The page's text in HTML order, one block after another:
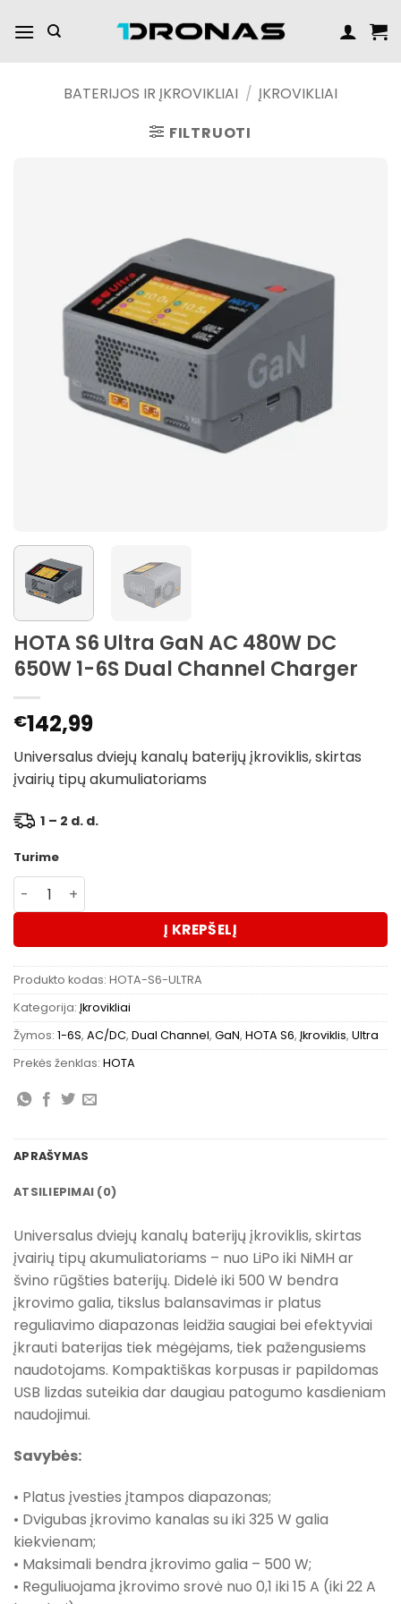
turinį
BATERIJOS IR ĮKROVIKLIAI / ĮKROVIKLIAI
FILTRUOTI
HOTA S6 Ultra GaN AC 480W DC
650W 1-6S Dual Channel Charger
€142,99
Universalus dviejų kanalų baterijų įkroviklis, skirtas
įvairių tipų akumuliatoriams
1 – 2 d. d.
Turime
produkto kiekis: HOTA S6 Ultra GaN AC 480W DC 650W
Į KREPŠELĮ
Produkto kodas: HOTA-S6-ULTRA
Kategorija: Įkrovikliai
Žymos: 1-6S, AC/DC, Dual Channel, GaN, HOTA S6, Įkroviklis, Ultra
Prekės ženklas: HOTA
APRAŠYMAS
ATSILIEPIMAI (0)
Universalus dviejų kanalų baterijų įkroviklis, skirtas
įvairių tipų akumuliatoriams – nuo LiPo iki NiMH ar
švino rūgšties baterijų. Didelė iki 500 W bendra
įkrovimo galia, tikslus balansavimas ir platus
reguliavimo diapazonas leidžia saugiai bei efektyviai
įkrauti baterijas tiek mėgėjams, tiek pažengusiems
naudotojams. Kompaktiškas korpusas ir papildomas
USB lizdas suteikia dar daugiau patogumo kasdieniam
naudojimui.
Savybės:
• Platus įvesties įtampos diapazonas;
• Dvigubas įkrovimo kanalas su iki 325 W galia
kiekvienam;
• Maksimali bendra įkrovimo galia – 500 W;
• Reguliuojama įkrovimo srovė nuo 0,1 iki 15 A (iki 22 A